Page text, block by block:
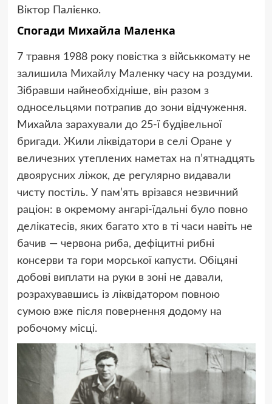
Віктор Палієнко.
Спогади Михайла Маленка
7 травня 1988 року повістка з військкомату не
залишила Михайлу Маленку часу на роздуми.
Зібравши найнеобхідніше, він разом з
односельцями потрапив до зони відчуження.
Михайла зарахували до 25-ї будівельної
бригади. Жили ліквідатори в селі Оране у
величезних утеплених наметах на п’ятнадцять
двоярусних ліжок, де регулярно видавали
чисту постіль. У пам’ять врізався незвичний
раціон: в окремому ангарі-їдальні було повно
делікатесів, яких багато хто в ті часи навіть не
бачив — червона риба, дефіцитні рибні
консерви та гори морської капусти. Обіцяні
добові виплати на руки в зоні не давали,
розрахувавшись із ліквідатором повною
сумою вже після повернення додому на
робочому місці.